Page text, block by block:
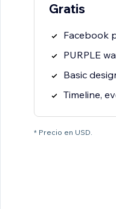
Gratis
Facebook
PURPLE
Basic
Timeline,
* Precio en USD.